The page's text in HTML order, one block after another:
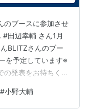
のブースに参加させ
田辺幸輔 さん1月
BLITZさんのブー
を予定しています※
発表をお待ちくだ
ートサロン情報
#小野大輔